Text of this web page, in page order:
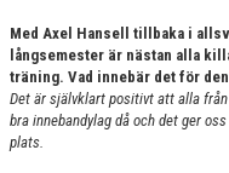
Med Axel Hansell tillbaka i
långsemester är nästan alla
träning. Vad innebär det för
Det är självklart positivt att alla
bra innebandylag då och det ger
plats.